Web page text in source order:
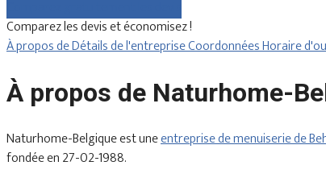
Comparez les devis et économisez !
À propos deDétails de l'entrepriseCoordonnéesHoraire
À propos de Naturhome-
Naturhome-Belgique est uneentreprise de menuiserie de
fondée en 27-02-1988.